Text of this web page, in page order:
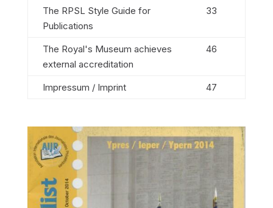
The RPSL Style Guide for
Publications
33
The Royal's Museum achieves
external accreditation
46
Impressum / Imprint 47